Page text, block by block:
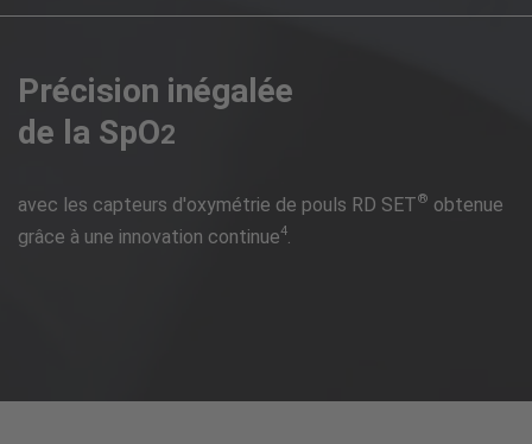
Précision inégalée
de la SpO2
avec les capteurs d'oxymétrie de pouls RD SET® obtenue
grâce à une innovation continue4